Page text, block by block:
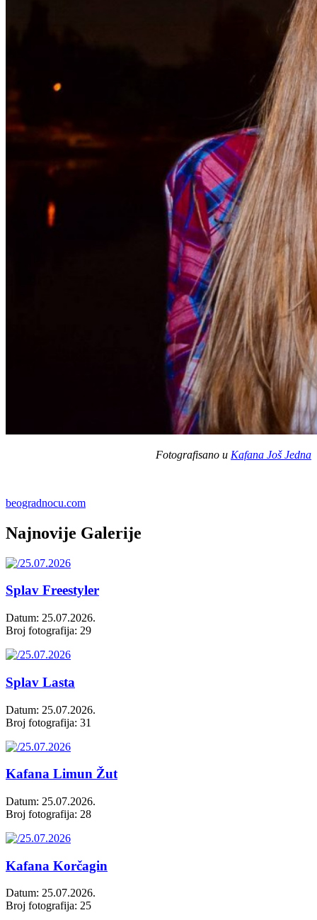
Fotografisano u Kafana Još Jedna
beogradnocu.com
Najnovije Galerije
Splav Freestyler
Datum: 25.07.2026.
Broj fotografija: 29
Splav Lasta
Datum: 25.07.2026.
Broj fotografija: 31
Kafana Limun Žut
Datum: 25.07.2026.
Broj fotografija: 28
Kafana Korčagin
Datum: 25.07.2026.
Broj fotografija: 25